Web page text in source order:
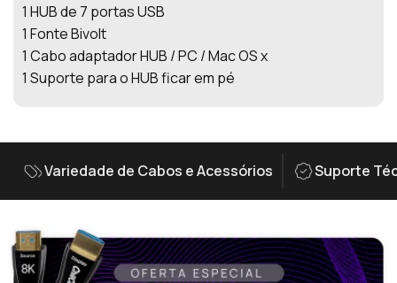
1 HUB de 7 portas USB
1 Fonte Bivolt
1 Cabo adaptador HUB / PC / Mac OS x
1 Suporte para o HUB ficar em pé
Variedade de Cabos e Acessórios Suporte